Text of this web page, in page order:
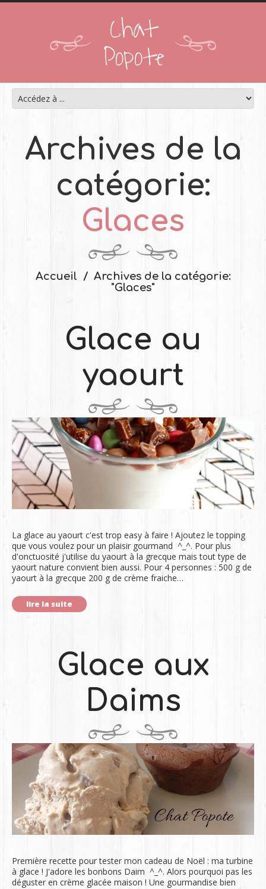
Chat
Popote
Archives de la
catégorie:
Glaces
Accueil
Archives de la catégorie:
"Glaces"
Glace au
yaourt
La glace au yaourt c'est trop easy à faire ! Ajoutez le topping
que vous voulez pour un plaisir gourmand ^_^. Pour plus
d'onctuosité j'utilise du yaourt à la grecque mais tout type de
yaourt nature convient bien aussi. Pour 4 personnes : 500 g de
yaourt à la grecque 200 g de crème fraiche…
lire la suite
Glace aux
Daims
Première recette pour tester mon cadeau de Noël : ma turbine
à glace ! J'adore les bonbons Daim ^_^. Alors pourquoi pas les
déguster en crème glacée maison ! Une gourmandise bien